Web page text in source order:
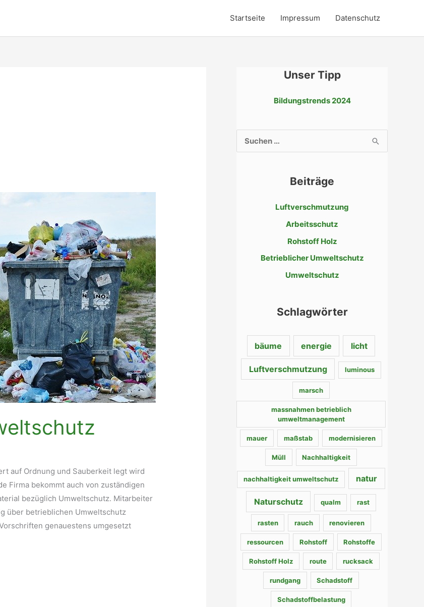
Startseite Impressum Datenschutz
auf Ordnung und Sauberkeit legt wird
Firma bekommt auch von zuständigen
bezüglich Umweltschutz. Mitarbeiter
über betrieblichen Umweltschutz
genauestens umgesetzt
Unser Tipp
Bildungstrends 2024
u
Beiträge
Luftverschmutzung
Arbeitsschutz
Rohstoff Holz
Betrieblicher Umweltschutz
Umweltschutz
Schlagwörter
bäume energie licht
Luftverschmutzung luminous
marsch
massnahmen betrieblich
umweltmanagement
mauer maßstab modernisieren
Müll Nachhaltigkeit
nachhaltigkeit umweltschutz natur
Naturschutz qualm rast
rasten rauch renovieren
ressourcen Rohstoff Rohstoffe
Rohstoff Holz route rucksack
rundgang Schadstoff
Schadstoffbelastung